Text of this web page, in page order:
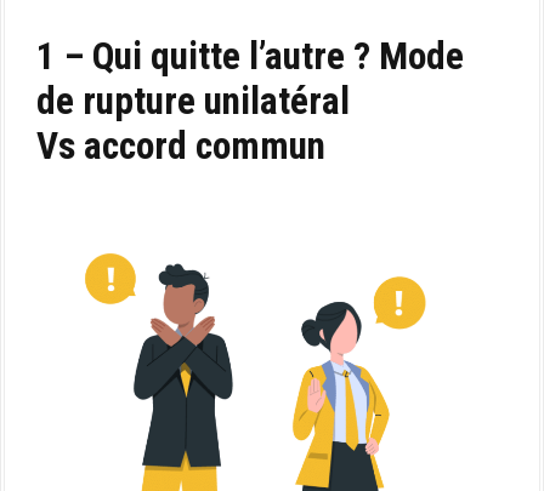
1 – Qui quitte l’autre ? Mode
de rupture unilatéral
Vs accord commun